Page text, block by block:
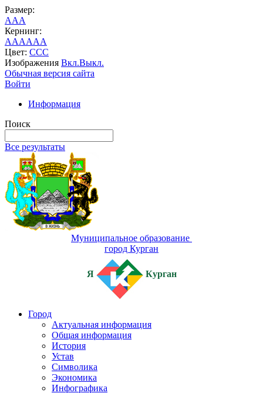
Размер:
AAA
Кернинг:
AAAAAA
Цвет: CCC
Изображения Вкл.Выкл.
Обычная версия сайта
Войти
Информация
Поиск
Все результаты
Муниципальное образование
город Курган
Я Курган
Город
Актуальная информация
Общая информация
История
Устав
Символика
Экономика
Инфографика